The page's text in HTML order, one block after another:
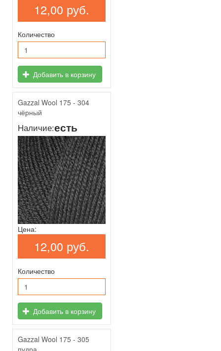
12,00 руб.
Количество
Добавить в корзину
Gazzal Wool 175 - 304
чёрный
Наличие:есть
Цена:
12,00 руб.
Количество
Добавить в корзину
Gazzal Wool 175 - 305